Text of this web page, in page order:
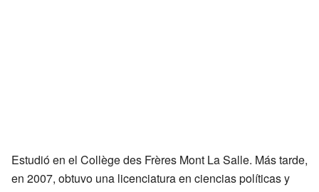
Estudió en el Collège des Frères Mont La Salle. Más tarde,
en 2007, obtuvo una licenciatura en ciencias políticas y